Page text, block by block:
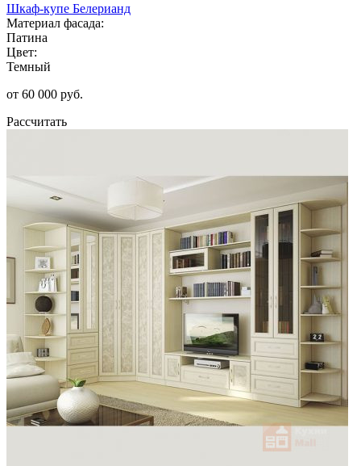
Шкаф-купе Белерианд
Материал фасада:
Патина
Цвет:
Темный
от 60 000 руб.
Рассчитать